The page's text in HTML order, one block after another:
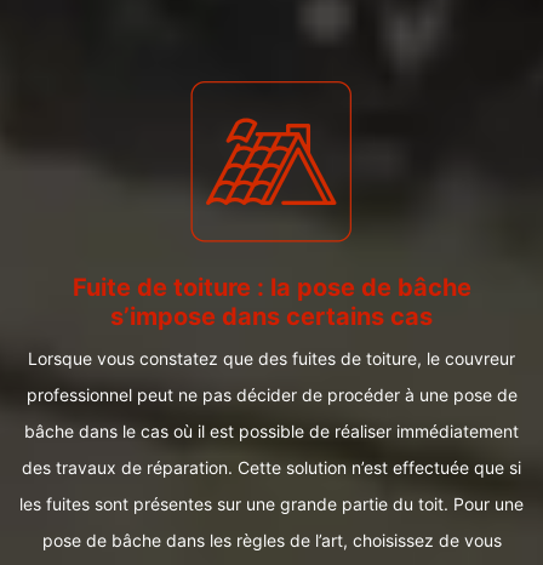
Fuite de toiture : la pose de bâche
s’impose dans certains cas
Lorsque vous constatez que des fuites de toiture, le couvreur
professionnel peut ne pas décider de procéder à une pose de
bâche dans le cas où il est possible de réaliser immédiatement
des travaux de réparation. Cette solution n’est effectuée que si
les fuites sont présentes sur une grande partie du toit. Pour une
pose de bâche dans les règles de l’art, choisissez de vous